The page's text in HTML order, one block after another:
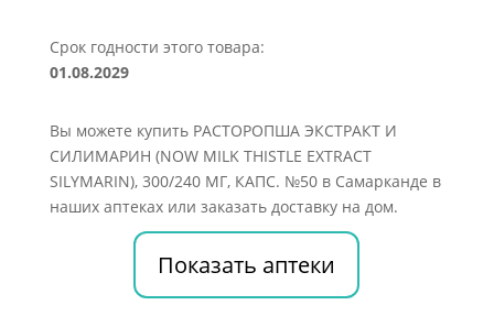
Срок годности этого товара:
01.08.2029
Вы можете купить РАСТОРОПША ЭКСТРАКТ И
СИЛИМАРИН (NOW MILK THISTLE EXTRACT
SILYMARIN), 300/240 МГ, КАПС. №50 в Самарканде в
наших аптеках или заказать доставку на дом.
Показать аптеки